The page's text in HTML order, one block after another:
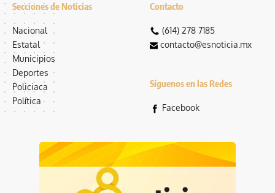
Secciones de Noticias
Nacional
Estatal
Municipios
Deportes
Policiaca
Política
Contacto
(614) 278 7185
contacto@esnoticia.mx
Síguenos en las Redes
Facebook